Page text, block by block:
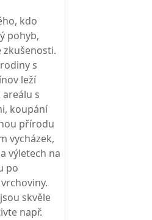
kdo
pohyb,
zkušenosti.
s
leží
s
koupání
přírodu
vycházek,
výletech na
po
skvěle
např.